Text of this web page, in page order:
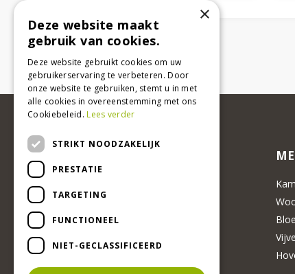
×
Deze website maakt
gebruik van cookies.
Deze website gebruikt cookies om uw
gebruikerservaring te verbeteren. Door
onze website te gebruiken, stemt u in met
alle cookies in overeenstemming met ons
Cookiebeleid.Lees verder
STRIKT NOODZAKELIJK
PRESTATIE
TARGETING
FUNCTIONEEL
NIET-GECLASSIFICEERD